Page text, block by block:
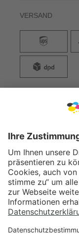
VERSAND
71522 Backnang
Tel.: +49 (0) 711
Fax: +49 (0) 711
SOCIAL MEDIA